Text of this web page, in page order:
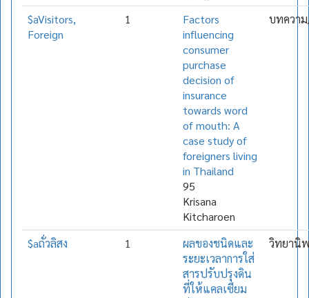
$aVisitors,
Foreign
1
Factors
influencing
consumer
purchase
decision of
insurance
towards word
of mouth: A
case study of
foreigners living
in Thailand
95
Krisana
Kitcharoen
บทควา
$aถั่วลิสง 1
ผลของชนิดและ
ระยะเวลาการใส่
สารปรับปรุงดิน
ที่ให้แคลเซียม
วิทยานิ